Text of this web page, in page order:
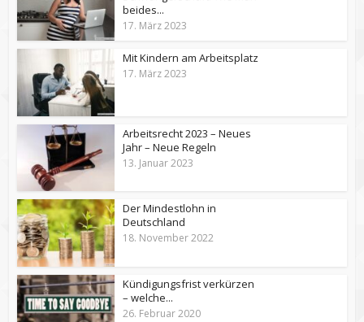
beides...
17. März 2023
Mit Kindern am Arbeitsplatz
17. März 2023
Arbeitsrecht 2023 – Neues
Jahr – Neue Regeln
13. Januar 2023
Der Mindestlohn in
Deutschland
18. November 2022
Kündigungsfrist verkürzen
– welche...
26. Februar 2020